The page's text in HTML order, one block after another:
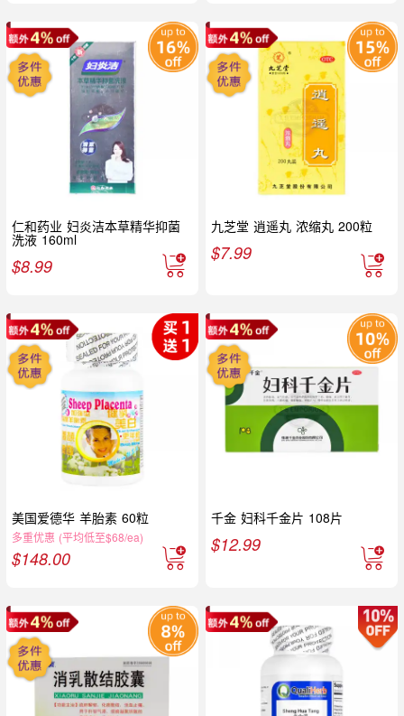
仁和药业 妇炎洁本草精华抑菌
洗液 160ml
$8.99
九芝堂 逍遥丸 浓缩丸 200粒
$7.99
美国爱德华 羊胎素 60粒
多重优惠 (平均低至$68/ea)
$148.00
千金 妇科千金片 108片
$12.99